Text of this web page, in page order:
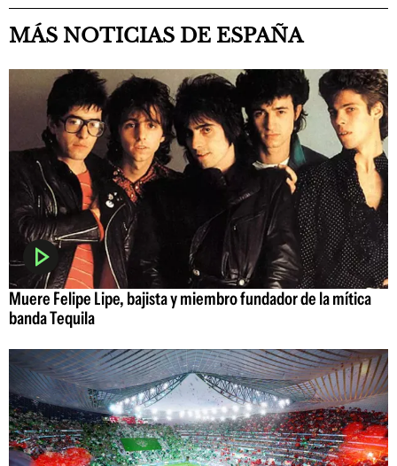
MÁS NOTICIAS DE ESPAÑA
Muere Felipe Lipe, bajista y miembro fundador de la mítica
banda Tequila